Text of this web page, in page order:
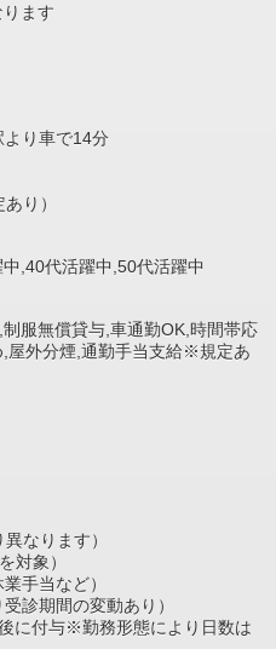
ます
り車で14分
り）
,40代活躍中,50代活躍中
服無償貸与,車通勤OK,時間帯応
屋外分煙,通勤手当支給※規定あ
なります）
対象）
手当など）
診期間の変動あり）
に付与※勤務形態により日数は